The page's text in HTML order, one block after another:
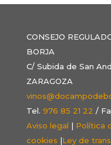
CONSEJO
BORJA
C/ Subida de San
ZARAGOZA
Tel. 976 85 21 22 /
Aviso legal | Política
cookies |Ley de